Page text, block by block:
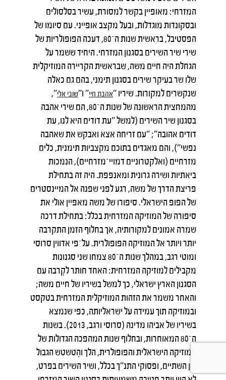
המזרחי: מאופיין בקשר למסורת, עשיר בסלסולים
ובסקונדות מוגדלות, ובעל מקצב אופייני. עם סיומו של
הפסטיבל, בראשית שנות ה־80, דעכה הפופולריות של
שירי שיר השירים בסגנון המזרחי. היחיד ששמר על
הגחלת היה חיים משה, שבראשית הקריירה המוזיקלית
שלו שר בעיקר שירים בסגנון תימני, בהם גם כאלה
שנקשרים למקורות. שיריו "אהבת חיי" ו"שובי אלי",
מהמחצית הראשונה של שנות ה־80, הם שירי אהבה
בסגנון שיר השירים (למשל "עת דודים היא לנו, עת
דודים אהובה"; "עם זריחה אצא ואבקש את שאהבה
נפשי"), והם מאגדים בתוכם מקצביות תימנית, כלים
מזרחיים (ואלקטרוניים דמויי־מזרחיים), הנמכות
ביאתיות ושירה גרונית ומאנפפת. היה זה בתחילת
פריצת הדרך של משה, רגע לפני שפנה אל המיינסטרים
של הפופ הישראלי. סיפורו של משה מאפיין אולי את
סיפורה של המוזיקה המזרחית בכלל: בתחילת דרכה
שמרה אמונים למקורותיה, אך בחלוף הזמן התקרבה
יותר ויותר אל המוזיקה הפופולרית. על־פי אדווין סרוסי
ומוטי רגב, במהלך שנות ה־80 צמחו שני סגנונות
מקבילים למוזיקה המזרחית: האחד חותר לקִרבה עם
הסגנון הארץ ישראלי, כך למשל בשיריו של חיים משה;
והאחר משמר את הזהות המוזיקלית המזרחית בטקסט
ובמוזיקה תוך עמידה על ישראליותה, כפי שנמצא
בשיריו של אביהו מדינה (סרוסי ורגב, 2013). בשנות
ה־80 המאוחרות, ובחלוף שנות המהפכה הגדולות של
המוזיקה הישראלית והפופולרית, הלך והִטשטש הגבול
בין השתיים, ופסוקי התנ"ך בכלל, ושיר השירים בפרט,